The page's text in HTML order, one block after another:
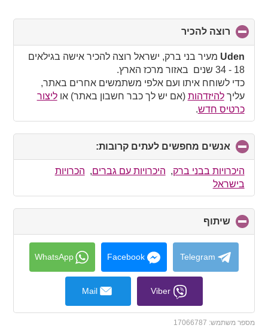
רוצה להכיר
to
collapse
contents
Uden מעיר בני ברק, ישראל רוצה להכיר אישה בגילאים
18 - 34 שנים באזור מרכז הארץ.
כדי לשוחח איתו ועם אלפי משתמשים אחרים באתר,
עליךלהיזדהות (אם יש לך כבר חשבון באתר) אוליצור
כרטיס חדש.
אנשים מחפשים לעתים קרובות:
to
collapse
היכרויות בבני ברק, היכרויות עם גברים, הכרויות
בישראל
שיתוף
to
collapse
contents
Telegram
Facebook
WhatsApp
Viber
Mail
מספר משתמש: 17066787